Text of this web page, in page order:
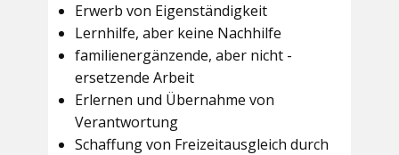
Erwerb von Eigenständigkeit
Lernhilfe, aber keine Nachhilfe
familienergänzende, aber nicht -
ersetzende Arbeit
Erlernen und Übernahme von
Verantwortung
Schaffung von Freizeitausgleich durch